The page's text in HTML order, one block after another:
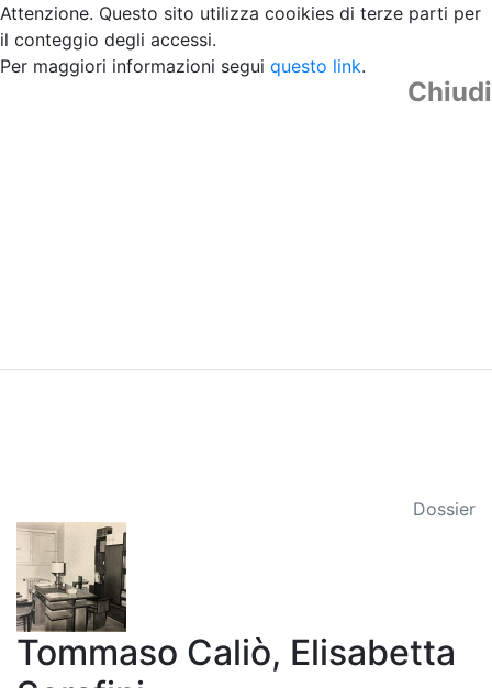
Attenzione. Questo sito utilizza cooikies di terze parti per
il conteggio degli accessi.
Per maggiori informazioni segui questo link.
Chiudi
Dossier
Tommaso Caliò, Elisabetta